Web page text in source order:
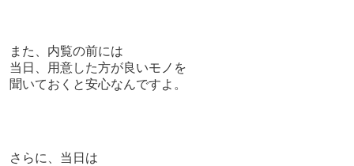
また、 内覧の前には
当日、用意した方が良いモノを
聞いておくと安心なんですよ。
さらに、 当日は